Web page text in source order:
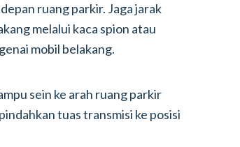
ruang parkir. Jaga jarak
melalui kaca spion atau
mobil belakang.
sein ke arah ruang parkir
tuas transmisi ke posisi